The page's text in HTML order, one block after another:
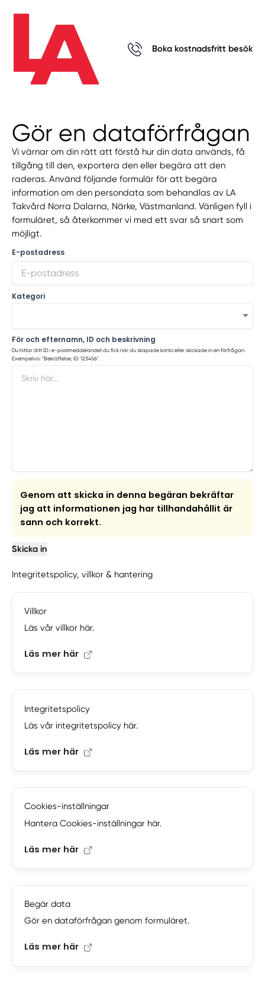
Boka kostnadsfritt besök
Gör en dataförfrågan
Vi värnar om din rätt att förstå hur din data används, få
tillgång till den, exportera den eller begära att den
raderas. Använd följande formulär för att begära
information om den persondata som behandlas av LA
Takvård Norra Dalarna, Närke, Västmanland. Vänligen fyll i
formuläret, så återkommer vi med ett svar så snart som
möjligt.
E-postadress
Kategori
För och efternamn, ID och beskrivning
Du hittar ditt ID i e-postmeddelandet du fick när du skapade konto eller skickade in en förfrågan.
Exempelvis: "Bekräftelse, ID: 123456".
Genom att skicka in denna begäran bekräftar
jag att informationen jag har tillhandahållit är
sann och korrekt.
Skicka in
Integritetspolicy, villkor & hantering
Villkor
Läs vår villkor här.
Läs mer här
Integritetspolicy
Läs vår integritetspolicy här.
Läs mer här
Cookies-inställningar
Hantera Cookies-inställningar här.
Läs mer här
Begär data
Gör en dataförfrågan genom formuläret.
Läs mer här